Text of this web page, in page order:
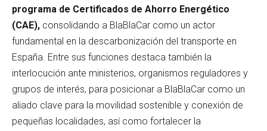
programa de Certificados de Ahorro Energético
(CAE), consolidando a BlaBlaCar como un actor
fundamental en la descarbonización del transporte en
España. Entre sus funciones destaca también la
interlocución ante ministerios, organismos reguladores y
grupos de interés, para posicionar a BlaBlaCar como un
aliado clave para la movilidad sostenible y conexión de
pequeñas localidades, así como fortalecer la